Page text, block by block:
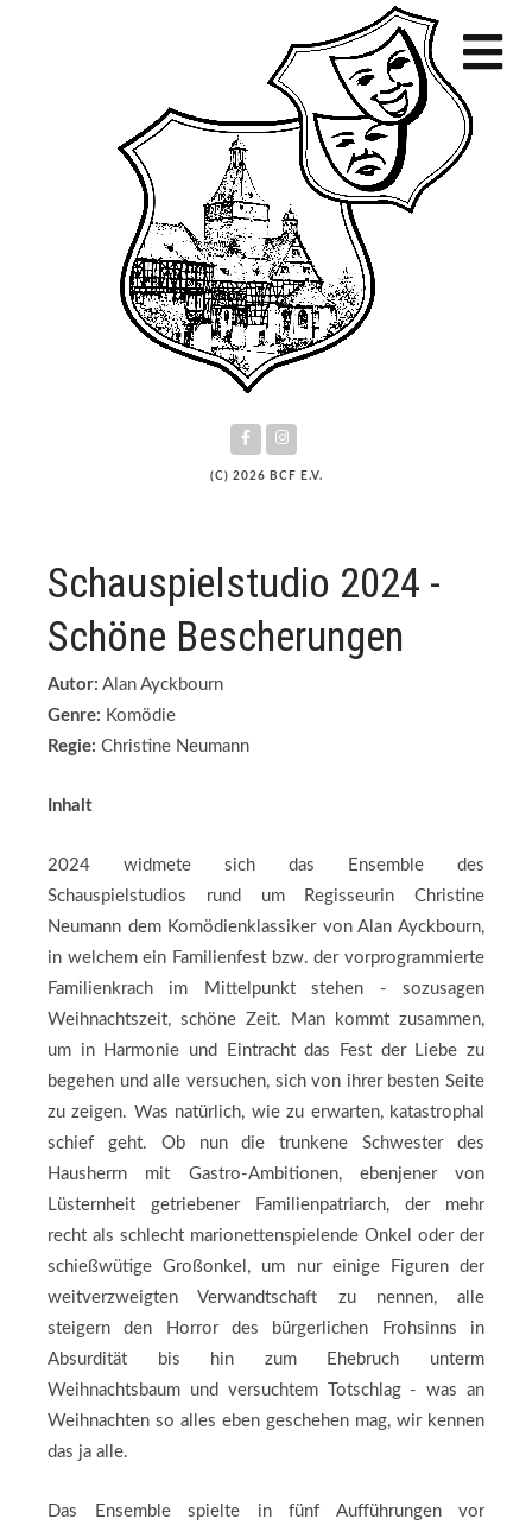
(C) 2026 BCF E.V.
Schauspielstudio 2024 -
Schöne Bescherungen
Autor: Alan Ayckbourn
Genre: Komödie
Regie: Christine Neumann
Inhalt
2024 widmete sich das Ensemble des
Schauspielstudios rund um Regisseurin Christine
Neumann dem Komödienklassiker von Alan Ayckbourn,
in welchem ein Familienfest bzw. der vorprogrammierte
Familienkrach im Mittelpunkt stehen - sozusagen
Weihnachtszeit, schöne Zeit. Man kommt zusammen,
um in Harmonie und Eintracht das Fest der Liebe zu
begehen und alle versuchen, sich von ihrer besten Seite
zu zeigen. Was natürlich, wie zu erwarten, katastrophal
schief geht. Ob nun die trunkene Schwester des
Hausherrn mit Gastro-Ambitionen, ebenjener von
Lüsternheit getriebener Familienpatriarch, der mehr
recht als schlecht marionettenspielende Onkel oder der
schießwütige Großonkel, um nur einige Figuren der
weitverzweigten Verwandtschaft zu nennen, alle
steigern den Horror des bürgerlichen Frohsinns in
Absurdität bis hin zum Ehebruch unterm
Weihnachtsbaum und versuchtem Totschlag - was an
Weihnachten so alles eben geschehen mag, wir kennen
das ja alle.
Das Ensemble spielte in fünf Aufführungen vor